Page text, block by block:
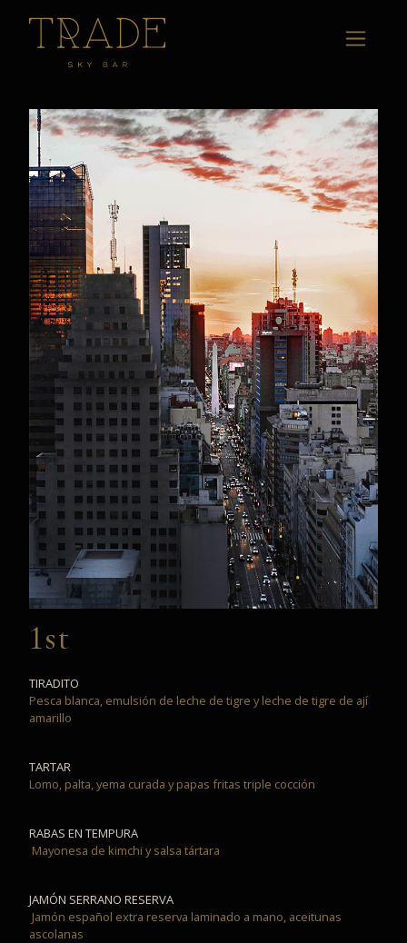
1st
TIRADITO
Pesca blanca, emulsión de leche de tigre y leche de tigre de ají
amarillo
TARTAR
Lomo, palta, yema curada y papas fritas triple cocción
RABAS EN TEMPURA
Mayonesa de kimchi y salsa tártara
JAMÓN SERRANO RESERVA
Jamón español extra reserva laminado a mano, aceitunas
ascolanas